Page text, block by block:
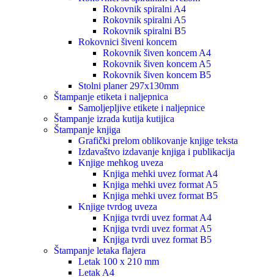
Rokovnik spiralni A4
Rokovnik spiralni A5
Rokovnik spiralni B5
Rokovnici šiveni koncem
Rokovnik šiven koncem A4
Rokovnik šiven koncem A5
Rokovnik šiven koncem B5
Stolni planer 297x130mm
Štampanje etiketa i naljepnica
Samoljepljive etikete i naljepnice
Štampanje izrada kutija kutijica
Štampanje knjiga
Grafički prelom oblikovanje knjige teksta
Izdavaštvo izdavanje knjiga i publikacija
Knjige mehkog uveza
Knjiga mehki uvez format A4
Knjiga mehki uvez format A5
Knjiga mehki uvez format B5
Knjige tvrdog uveza
Knjiga tvrdi uvez format A4
Knjiga tvrdi uvez format A5
Knjiga tvrdi uvez format B5
Štampanje letaka flajera
Letak 100 x 210 mm
Letak A4